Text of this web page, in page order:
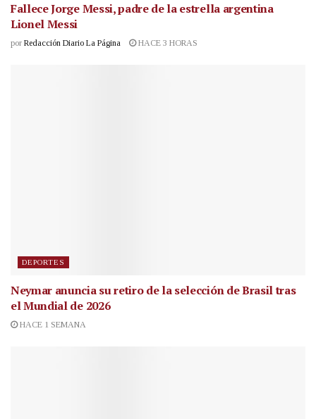
Fallece Jorge Messi, padre de la estrella argentina
Lionel Messi
por Redacción Diario La Página HACE 3 HORAS
DEPORTES
Neymar anuncia su retiro de la selección de Brasil tras
el Mundial de 2026
HACE 1 SEMANA